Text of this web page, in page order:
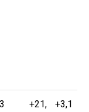
+21,
+3,1